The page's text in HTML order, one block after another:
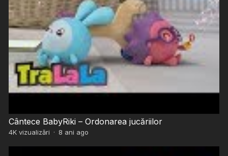
Cântece BabyRiki – Ordonarea jucăriilor
4Kvizualizări · 8 ani ago